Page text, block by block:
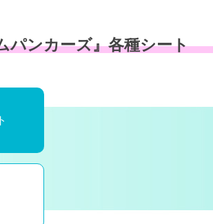
パンカーズ』各種シート